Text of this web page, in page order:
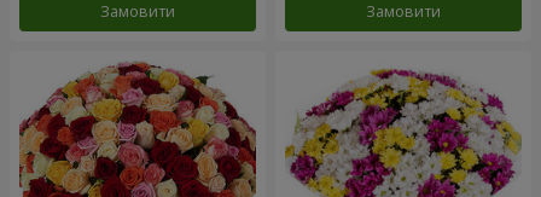
Замовити Замовити